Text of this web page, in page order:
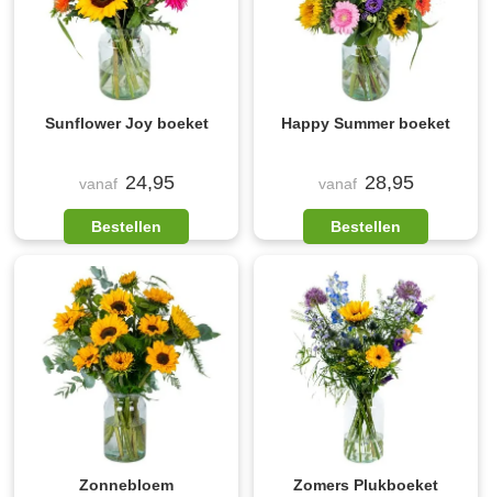
Sunflower Joy boeket
vanaf 24,95
Bestellen
Happy Summer boeket
vanaf 28,95
Bestellen
Zonnebloem
Zomers Plukboeket